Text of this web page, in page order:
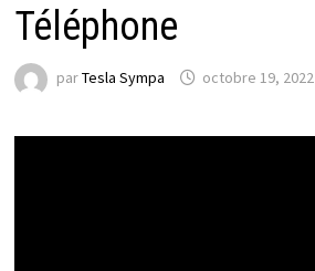
Téléphone
parTesla Sympa octobre 19, 2022